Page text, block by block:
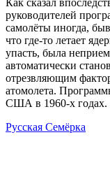
руководителей
самолёты иногда,
что где-то летает
упасть, была
автоматически
отрезвляющим
атомолета.
США в 1960-х годах.
Русская Семёрка